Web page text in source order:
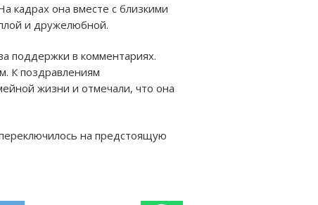
кадрах она вместе с близкими
и дружелюбной.
поддержки в комментариях.
К поздравлениям
жизни и отмечали, что она
на предстоящую